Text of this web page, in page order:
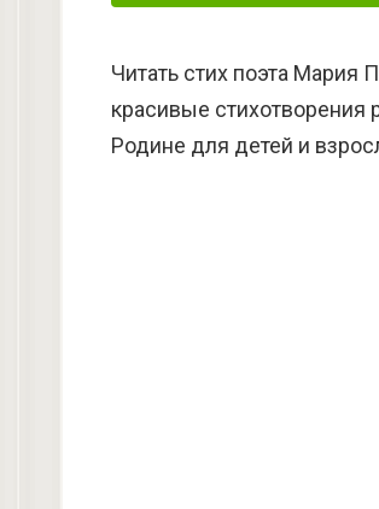
Читать стих поэта Мария
красивые стихотворения
Родине для детей и